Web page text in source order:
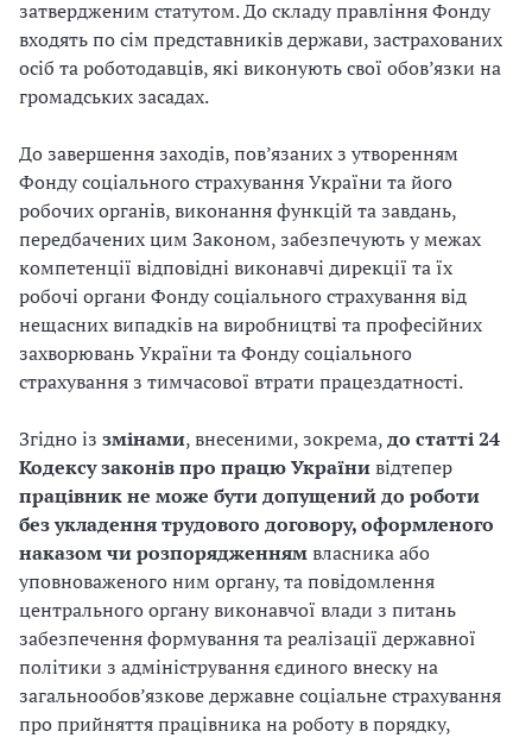
затвердженим статутом. До складу правління Фонду
входять по сім представників держави, застрахованих
осіб та роботодавців, які виконують свої обов’язки на
громадських засадах.
До завершення заходів, пов’язаних з утворенням
Фонду соціального страхування України та його
робочих органів, виконання функцій та завдань,
передбачених цим Законом, забезпечують у межах
компетенції відповідні виконавчі дирекції та їх
робочі органи Фонду соціального страхування від
нещасних випадків на виробництві та професійних
захворювань України та Фонду соціального
страхування з тимчасової втрати працездатності.
Згідно із змінами, внесеними, зокрема,до статті 24
Кодексу законів про працю Українивідтепер
працівник не може бути допущений до роботи
без укладення трудового договору, оформленого
наказом чи розпорядженнямвласника або
уповноваженого ним органу, та повідомлення
центрального органу виконавчої влади з питань
забезпечення формування та реалізації державної
політики з адміністрування єдиного внеску на
загальнообов’язкове державне соціальне страхування
про прийняття працівника на роботу в порядку,
й
о
а
н
ц